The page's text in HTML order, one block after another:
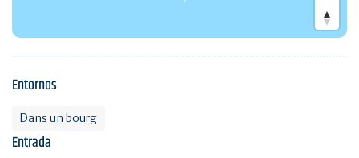
Entornos
Dans un bourg
Entrada